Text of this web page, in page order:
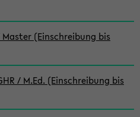
(Einschreibung bis
/ M.Ed. (Einschreibung bis